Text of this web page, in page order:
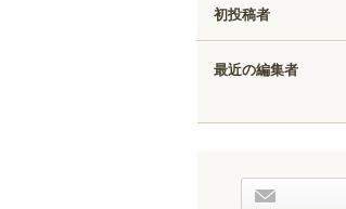
初投稿者
最近の編集者